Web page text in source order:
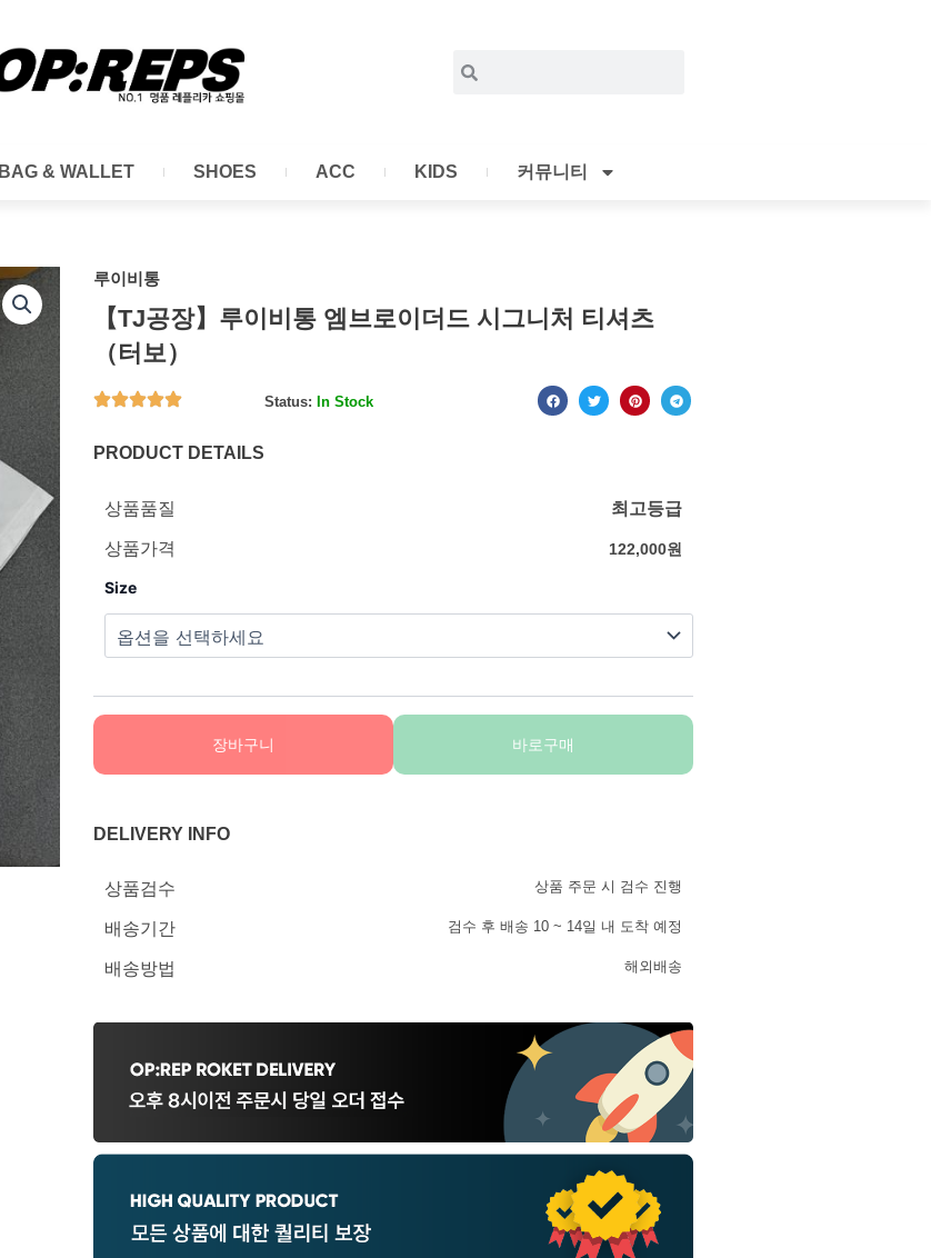
BAG & WALLET SHOES ACC KIDS 커뮤니티
루이비통
【TJ공장】루이비통 엠브로이더드 시그니처 티셔츠
（터보）
Status: In Stock
PRODUCT DETAILS
상품품질 최고등급
상품가격 122,000원
Size
장바구니 바로구매
DELIVERY INFO
상품검수 상품 주문 시 검수 진행
배송기간 검수 후 배송 10 ~ 14일 내 도착 예정
배송방법 해외배송